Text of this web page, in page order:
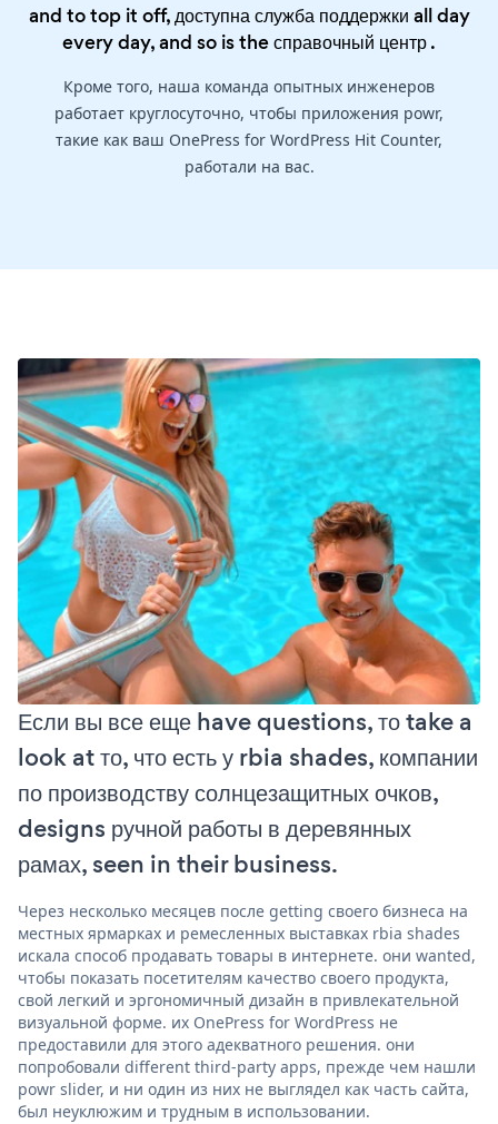
and to top it off, доступна служба поддержки all day
every day, and so is theсправочный центр.
Кроме того, наша команда опытных инженеров
работает круглосуточно, чтобы приложения powr,
такие как ваш OnePress for WordPress Hit Counter,
работали на вас.
Если вы все еще have questions, то take a
look at то, что есть у rbia shades, компании
по производству солнцезащитных очков,
designs ручной работы в деревянных
рамах, seen in their business.
Через несколько месяцев после getting своего бизнеса на
местных ярмарках и ремесленных выставках rbia shades
искала способ продавать товары в интернете. они wanted,
чтобы показать посетителям качество своего продукта,
свой легкий и эргономичный дизайн в привлекательной
визуальной форме. их OnePress for WordPress не
предоставили для этого адекватного решения. они
попробовали different third-party apps, прежде чем нашли
powr slider, и ни один из них не выглядел как часть сайта,
был неуклюжим и трудным в использовании.